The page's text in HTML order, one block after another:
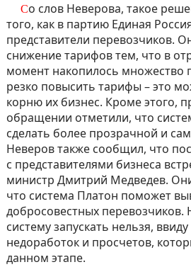
Со слов Неверова, такое решение возникло после
того, как в партию Единая
представители перевозчиков.
снижение тарифов тем, что в
момент накопилось множество
резко повысить тарифы – это
корню их бизнес. Кроме этого,
обращении отметили, что
сделать более прозрачной и
Неверов также сообщил, что
с представителями бизнеса
министр Дмитрий Медведев.
что система Платон поможет
добросовестных перевозчиков.
систему запускать нельзя,
недоработок и просчетов,
данном этапе.